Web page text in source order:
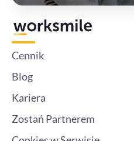
Cennik
Blog
Kariera
Zostań Partnerem